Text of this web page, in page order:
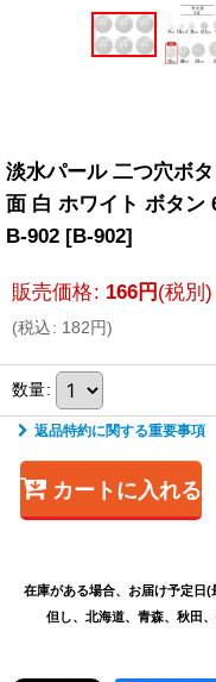
淡水パール 二つ穴ボ
面 白 ホワイト ボタン
B-902 [B-902]
販売価格: 166円 (税別)
(税込: 182円)
数量:
返品特約に関する重要事項
在庫がある場合、お届け予定日(
但し、北海道、青森、秋田、
カートに入れる